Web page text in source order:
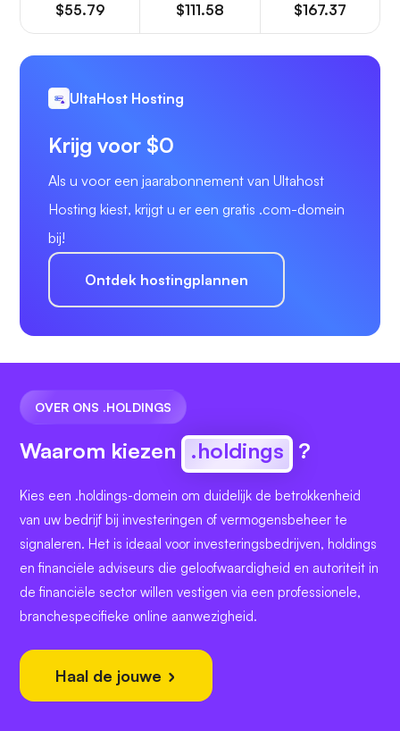
$55.79 $111.58 $167.37
UltaHost Hosting
Krijg voor $0
Als u voor een jaarabonnement van Ultahost
Hosting kiest, krijgt u er een gratis .com-domein
bij!
Ontdek hostingplannen
OVER ONS .HOLDINGS
Waarom kiezen .holdings ?
Kies een .holdings-domein om duidelijk de betrokkenheid
van uw bedrijf bij investeringen of vermogensbeheer te
signaleren. Het is ideaal voor investeringsbedrijven, holdings
en financiële adviseurs die geloofwaardigheid en autoriteit in
de financiële sector willen vestigen via een professionele,
branchespecifieke online aanwezigheid.
Haal de jouwe